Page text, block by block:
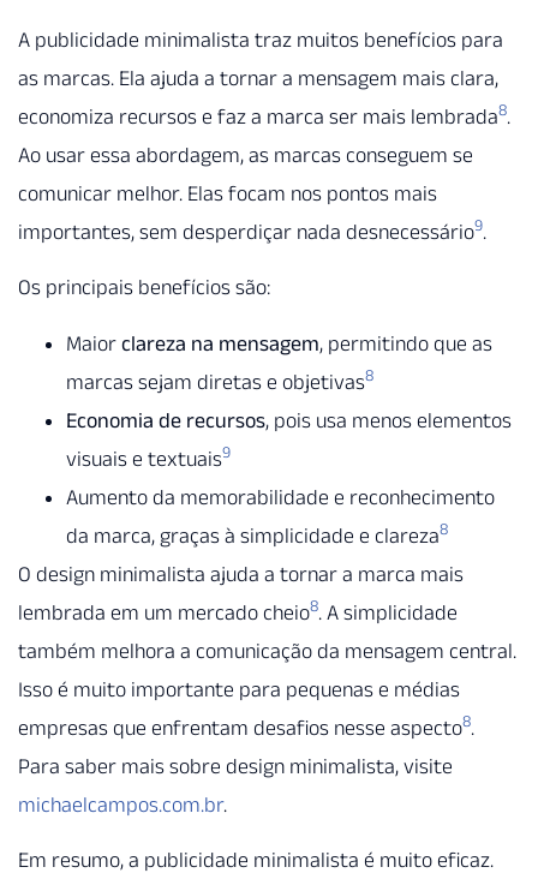
A publicidade minimalista traz muitos benefícios para
as marcas. Ela ajuda a tornar a mensagem mais clara,
economiza recursos e faz a marca ser mais lembrada8.
Ao usar essa abordagem, as marcas conseguem se
comunicar melhor. Elas focam nos pontos mais
importantes, sem desperdiçar nada desnecessário9.
Os principais benefícios são:
Maior clareza na mensagem, permitindo que as
marcas sejam diretas e objetivas8
Economia de recursos, pois usa menos elementos
visuais e textuais9
Aumento da memorabilidade e reconhecimento
da marca, graças à simplicidade e clareza8
O design minimalista ajuda a tornar a marca mais
lembrada em um mercado cheio8. A simplicidade
também melhora a comunicação da mensagem central.
Isso é muito importante para pequenas e médias
empresas que enfrentam desafios nesse aspecto8.
Para saber mais sobre design minimalista, visite
michaelcampos.com.br.
Em resumo, a publicidade minimalista é muito eficaz.